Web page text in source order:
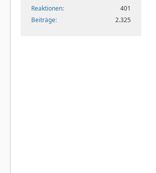
Reaktionen
401
Beiträge
2.325